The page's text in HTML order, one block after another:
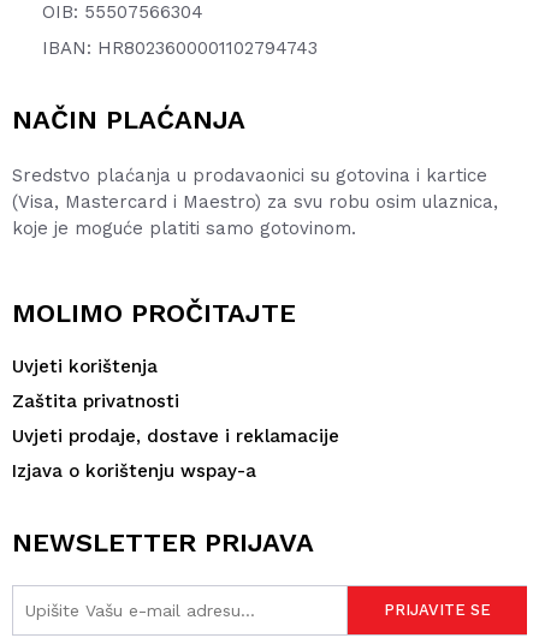
OIB: 55507566304
IBAN: HR8023600001102794743
NAČIN PLAĆANJA
Sredstvo plaćanja u prodavaonici su gotovina i kartice
(Visa, Mastercard i Maestro) za svu robu osim ulaznica,
koje je moguće platiti samo gotovinom.
MOLIMO PROČITAJTE
Uvjeti korištenja
Zaštita privatnosti
Uvjeti prodaje, dostave i reklamacije
Izjava o korištenju wspay-a
NEWSLETTER PRIJAVA